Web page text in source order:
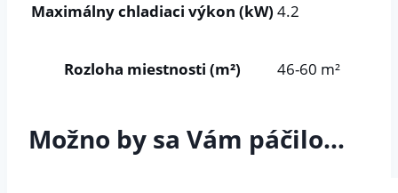
Maximálny chladiaci výkon (kW) 4.2
Rozloha miestnosti (m²) 46-60 m²
Možno by sa Vám páčilo…